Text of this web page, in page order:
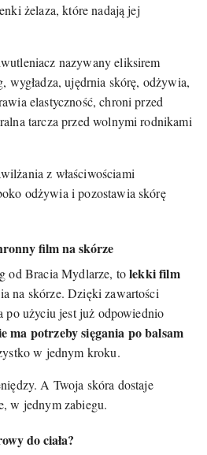
żelaza, które nadają jej
nazywany eliksirem
wygładza, ujędrnia skórę, odżywia,
elastyczność, chroni przed
tarcza przed wolnymi rodnikami
z właściwościami
odżywia i pozostawia skórę
film na skórze
od Bracia Mydlarze, tolekki film
na skórze. Dzięki zawartości
po użyciu jest już odpowiednio
ma potrzeby sięgania po balsam
w jednym kroku.
A Twoja skóra dostaje
w jednym zabiegu.
do ciała?